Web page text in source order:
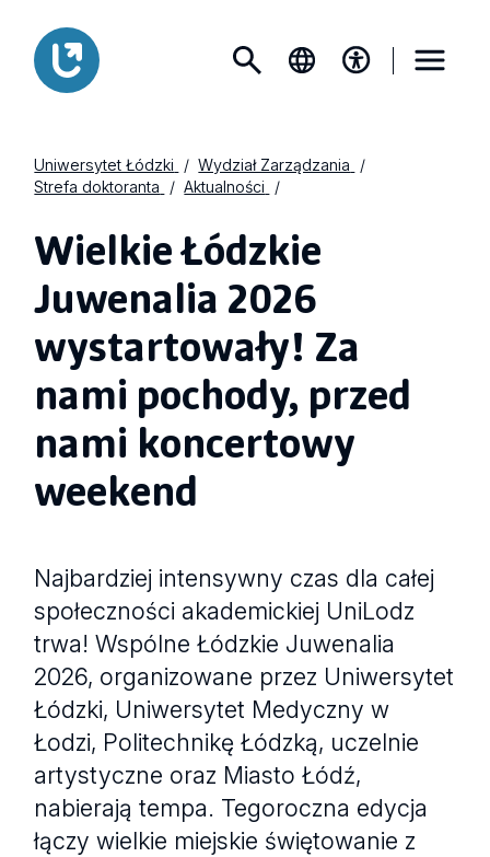
Uniwersytet Łódzki
Wydział Zarządzania
Strefa doktoranta
Aktualności
Wielkie Łódzkie
Juwenalia 2026
wystartowały! Za
nami pochody, przed
nami koncertowy
weekend
Najbardziej intensywny czas dla całej
społeczności akademickiej UniLodz
trwa! Wspólne Łódzkie Juwenalia
2026, organizowane przez Uniwersytet
Łódzki, Uniwersytet Medyczny w
Łodzi, Politechnikę Łódzką, uczelnie
artystyczne oraz Miasto Łódź,
nabierają tempa. Tegoroczna edycja
łączy wielkie miejskie świętowanie z